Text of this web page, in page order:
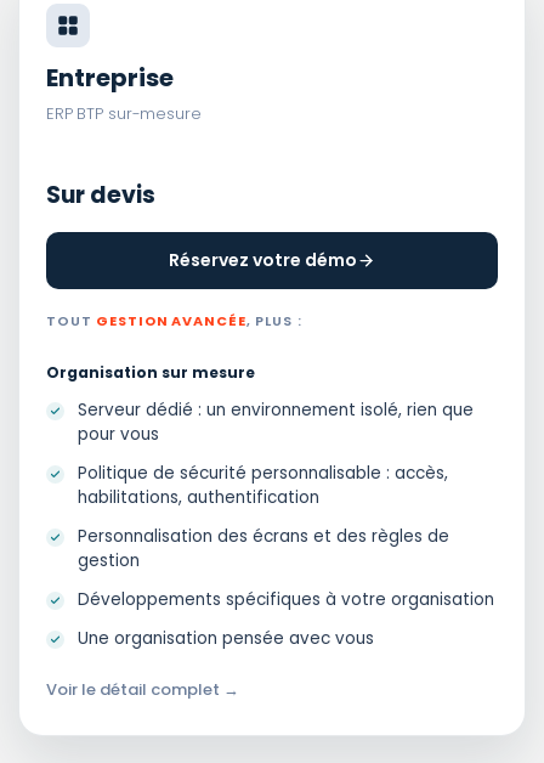
Entreprise
ERP BTP sur-mesure
Sur devis
Réservez votre démo
TOUT GESTION AVANCÉE, PLUS :
Organisation sur mesure
Serveur dédié : un environnement isolé, rien que
pour vous
Politique de sécurité personnalisable : accès,
habilitations, authentification
Personnalisation des écrans et des règles de
gestion
Développements spécifiques à votre organisation
Une organisation pensée avec vous
Voir le détail complet →